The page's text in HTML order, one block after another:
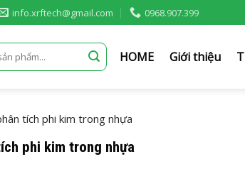
info.xrftech@gmail.com 0968.907.399
HOME Giới thiệu
tích phi kim trong nhựa
phi kim trong nhựa